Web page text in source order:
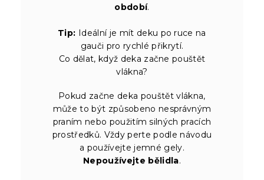
období.
Tip: Ideální je mít deku po ruce na
gauči pro rychlé přikrytí.
Co dělat, když deka začne pouštět
vlákna?
Pokud začne deka pouštět vlákna,
může to být způsobeno nesprávným
praním nebo použitím silných pracích
prostředků. Vždy perte podle návodu
a používejte jemné gely.
Nepoužívejte bělidla.